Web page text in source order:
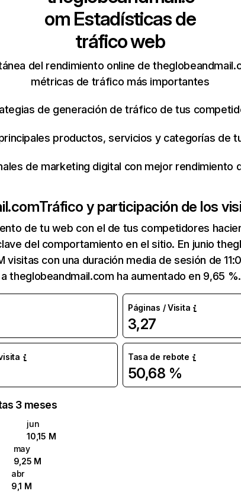
om Estadísticas de
tráfico web
del rendimiento online de
métricas de tráfico más importantes
de generación de tráfico de tus
productos, servicios y categorías de
de marketing digital con mejor rendimiento
Tráfico y participación de los
de tu web con el de tus competidores
del comportamiento en el sitio. En junio
visitas con una duración media de sesión de
theglobeandmail.com ha aumentado en 9,65 %.
Páginas / Visita
3,27
Tasa de rebote
50,68 %
3 meses
jun
10,15 M
may
9,25 M
abr
9,1 M